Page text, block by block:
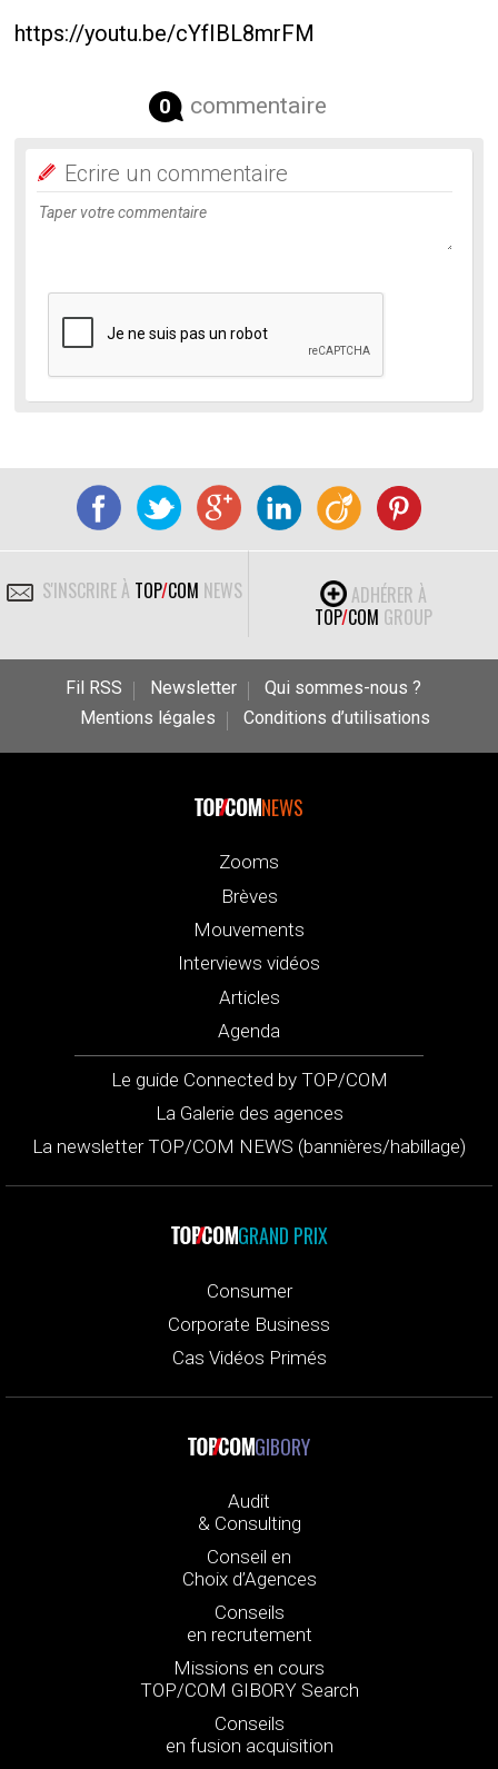
https://youtu.be/cYfIBL8mrFM
0 commentaire
Ecrire un commentaire
S'INSCRIRE À TOP/COM NEWS
ADHÉRER À
TOP/COM GROUP
Fil RSS Newsletter
Qui sommes-nous ?
Mentions légales
Conditions d’utilisations
NEWS
Zooms
Brèves
Mouvements
Interviews vidéos
Articles
Agenda
Le guide Connected by TOP/COM
La Galerie des agences
La newsletter TOP/COM NEWS (bannières/habillage)
GRAND PRIX
Consumer
Corporate Business
Cas Vidéos Primés
GIBORY
Audit
& Consulting
Conseil en
Choix d’Agences
Conseils
en recrutement
Missions en cours
TOP/COM GIBORY Search
Conseils
en fusion acquisition